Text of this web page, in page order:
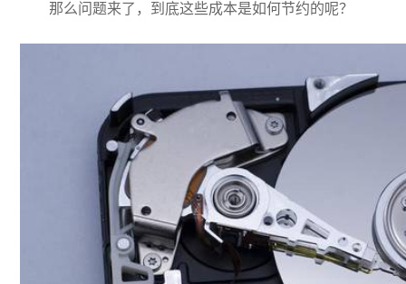
那么问题来了，到底这些成本是如何节约的呢？